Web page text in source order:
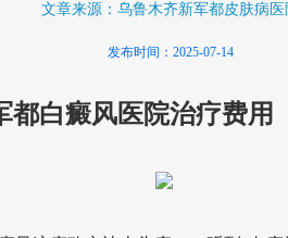
文章来源：乌鲁木齐新军都皮肤病医
发布时间：2025-07-14
都白癜风医院治疗费用